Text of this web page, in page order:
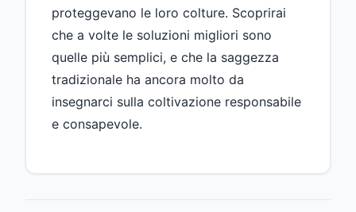
proteggevano le loro colture. Scoprirai
che a volte le soluzioni migliori sono
quelle più semplici, e che la saggezza
tradizionale ha ancora molto da
insegnarci sulla coltivazione responsabile
e consapevole.